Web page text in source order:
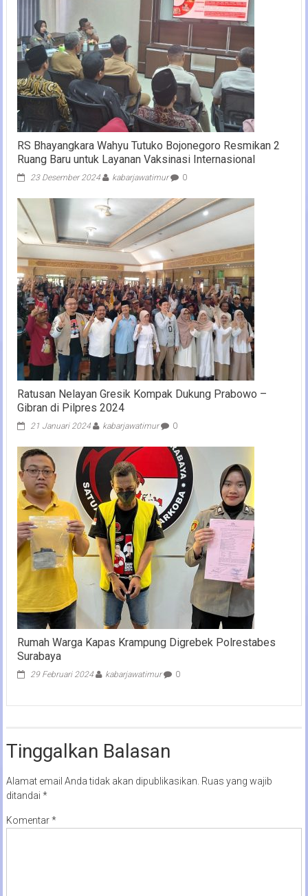
RS Bhayangkara Wahyu Tutuko Bojonegoro Resmikan 2
Ruang Baru untuk Layanan Vaksinasi Internasional
23 Desember 2024 kabarjawatimur 0
Ratusan Nelayan Gresik Kompak Dukung Prabowo –
Gibran di Pilpres 2024
21 Januari 2024 kabarjawatimur 0
Rumah Warga Kapas Krampung Digrebek Polrestabes
Surabaya
29 Februari 2024 kabarjawatimur 0
Tinggalkan Balasan
Alamat email Anda tidak akan dipublikasikan. Ruas yang wajib
ditandai *
Komentar*